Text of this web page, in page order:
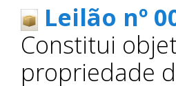
Leilão nº
Constitui
propriedade